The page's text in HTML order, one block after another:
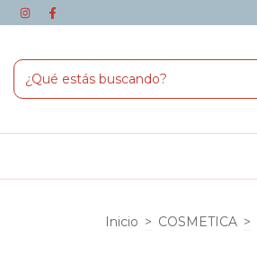
Inicio > COSMETICA >